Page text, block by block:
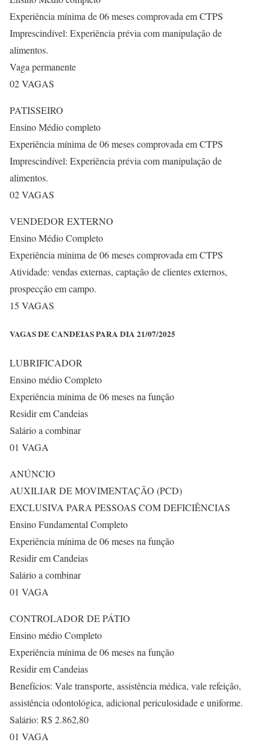
Experiência mínima de 06 meses comprovada em CTPS
Imprescindível: Experiência prévia com manipulação de
alimentos.
Vaga permanente
02 VAGAS
PATISSEIRO
Ensino Médio completo
Experiência mínima de 06 meses comprovada em CTPS
Imprescindível: Experiência prévia com manipulação de
alimentos.
02 VAGAS
VENDEDOR EXTERNO
Ensino Médio Completo
Experiência mínima de 06 meses comprovada em CTPS
Atividade: vendas externas, captação de clientes externos,
prospecção em campo.
15 VAGAS
VAGAS DE CANDEIAS PARA DIA 21/07/2025
LUBRIFICADOR
Ensino médio Completo
Experiência mínima de 06 meses na função
Residir em Candeias
Salário a combinar
01 VAGA
ANÚNCIO
AUXILIAR DE MOVIMENTAÇÃO (PCD)
EXCLUSIVA PARA PESSOAS COM DEFICIÊNCIAS
Ensino Fundamental Completo
Experiência mínima de 06 meses na função
Residir em Candeias
Salário a combinar
01 VAGA
CONTROLADOR DE PÁTIO
Ensino médio Completo
Experiência mínima de 06 meses na função
Residir em Candeias
Benefícios: Vale transporte, assistência médica, vale refeição,
assistência odontológica, adicional periculosidade e uniforme.
Salário: R$ 2.862,80
01 VAGA